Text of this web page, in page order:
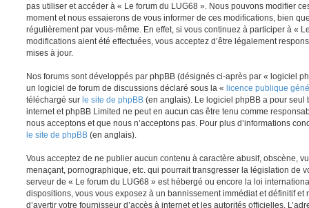
pas utiliser et accéder à « Le forum du LUG68 ». Nous pouvons modifier
moment et nous essaierons de vous informer de ces modifications, bien
régulièrement par vous-même. En effet, si vous continuez à participer à «
modifications aient été effectuées, vous acceptez d’être légalement
mises à jour.
Nos forums sont développés par phpBB (désignés ci-après par « logiciel
un logiciel de forum de discussions déclaré sous la « licence publique
téléchargé sur le site de phpBB (en anglais). Le logiciel phpBB a pour seul
internet et phpBB Limited ne peut en aucun cas être tenu comme
nous acceptons et que nous n’acceptons pas. Pour plus d’informations
le site de phpBB (en anglais).
Vous acceptez de ne publier aucun contenu à caractère abusif, obscène,
menaçant, pornographique, etc. qui pourrait transgresser la législation de
serveur de « Le forum du LUG68 » est hébergé ou encore la loi
dispositions, vous vous exposez à un bannissement immédiat et définitif et
d’avertir votre fournisseur d’accès à internet et les autorités officielles.